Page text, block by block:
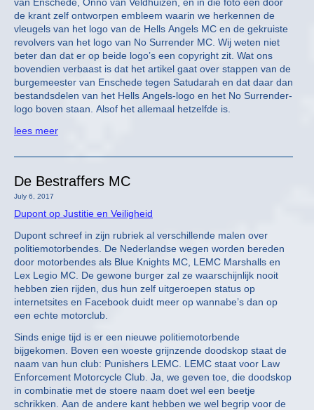
de krant zelf ontworpen embleem waarin we herkennen de
vleugels van het logo van de Hells Angels MC en de gekruiste
revolvers van het logo van No Surrender MC. Wij weten niet
beter dan dat er op beide logo’s een copyright zit. Wat ons
bovendien verbaast is dat het artikel gaat over stappen van de
burgemeester van Enschede tegen Satudarah en dat daar dan
bestandsdelen van het Hells Angels-logo en het No Surrender-
logo boven staan. Alsof het allemaal hetzelfde is.
lees meer
De Bestraffers MC
July 6, 2017
Dupont op Justitie en Veiligheid
Dupont schreef in zijn rubriek al verschillende malen over
politiemotorbendes. De Nederlandse wegen worden bereden
door motorbendes als Blue Knights MC, LEMC Marshalls en
Lex Legio MC. De gewone burger zal ze waarschijnlijk nooit
hebben zien rijden, dus hun zelf uitgeroepen status op
internetsites en Facebook duidt meer op wannabe’s dan op
een echte motorclub.
Sinds enige tijd is er een nieuwe politiemotorbende
bijgekomen. Boven een woeste grijnzende doodskop staat de
naam van hun club: Punishers LEMC. LEMC staat voor Law
Enforcement Motorcycle Club. Ja, we geven toe, die doodskop
in combinatie met de stoere naam doet wel een beetje
schrikken. Aan de andere kant hebben we wel begrip voor de